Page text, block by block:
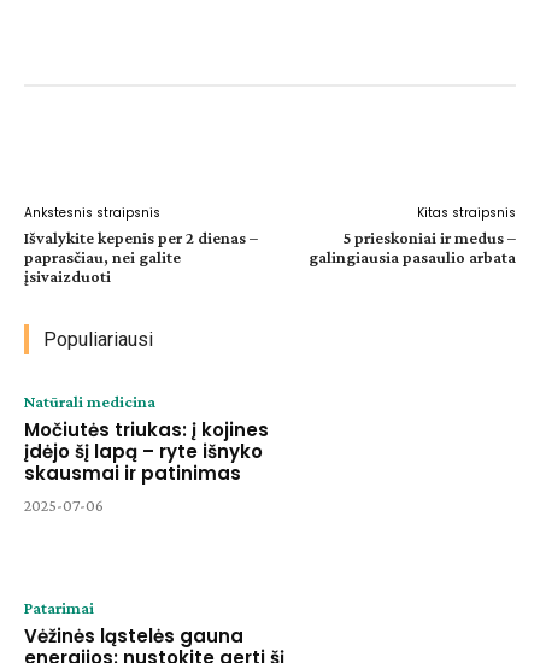
Ankstesnis straipsnis
Išvalykite kepenis per 2 dienas –
paprasčiau, nei galite
įsivaizduoti
Kitas straipsnis
5 prieskoniai ir medus –
galingiausia pasaulio arbata
Populiariausi
Natūrali medicina
Močiutės triukas: į kojines
įdėjo šį lapą – ryte išnyko
skausmai ir patinimas
2025-07-06
Patarimai
Vėžinės ląstelės gauna
energijos: nustokite gerti šį